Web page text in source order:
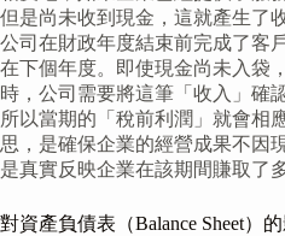
但是尚未收到現金，這就產生了
公司在財政年度結束前完成了客
在下個年度。即使現金尚未入袋
時，公司需要將這筆「收入」確
所以當期的「稅前利潤」就會相
思，是確保企業的經營成果不因
是真實反映企業在該期間賺取了
對資產負債表（Balance Sheet）